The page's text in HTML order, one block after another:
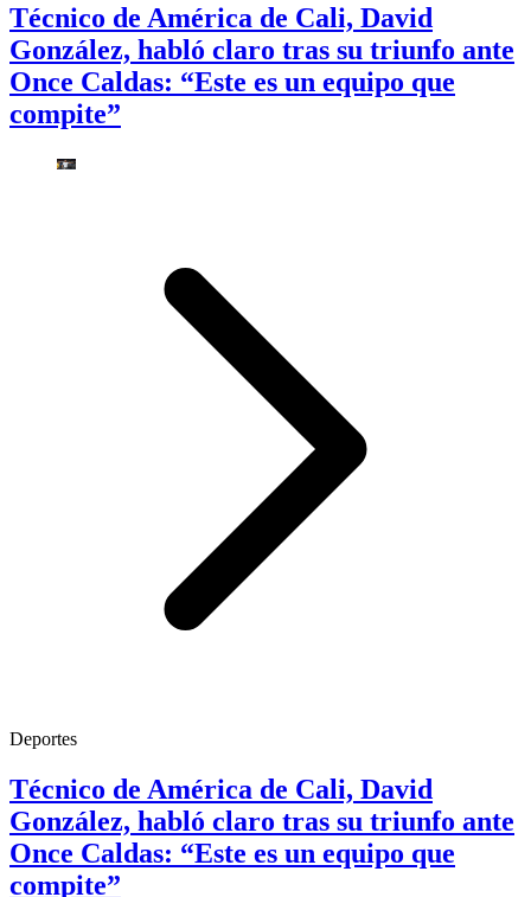
Técnico de América de Cali, David
González, habló claro tras su triunfo ante
Once Caldas: “Este es un equipo que
compite”
Deportes
Técnico de América de Cali, David
González, habló claro tras su triunfo ante
Once Caldas: “Este es un equipo que
compite”